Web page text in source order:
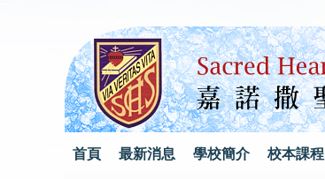
首頁 最新消息 學校簡介 校本課程